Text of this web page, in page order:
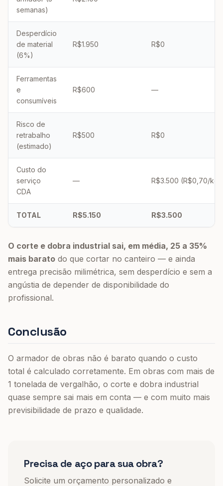
semanas)
Desperdício
de material
(6%)
R$1.950 R$0
Ferramentas
e
consumíveis
R$600 —
Risco de
retrabalho
(estimado)
R$500 R$0
Custo do
serviço
CDA
— R$3.500 (R$0,70/kg)
TOTAL R$5.150 R$3.500
O corte e dobra industrial sai, em média, 25 a 35%
mais barato do que cortar no canteiro — e ainda
entrega precisão milimétrica, sem desperdício e sem a
angústia de depender de disponibilidade do
profissional.
Conclusão
O armador de obras não é barato quando o custo
total é calculado corretamente. Em obras com mais de
1 tonelada de vergalhão, o corte e dobra industrial
quase sempre sai mais em conta — e com muito mais
previsibilidade de prazo e qualidade.
Precisa de aço para sua obra?
Solicite um orçamento personalizado e